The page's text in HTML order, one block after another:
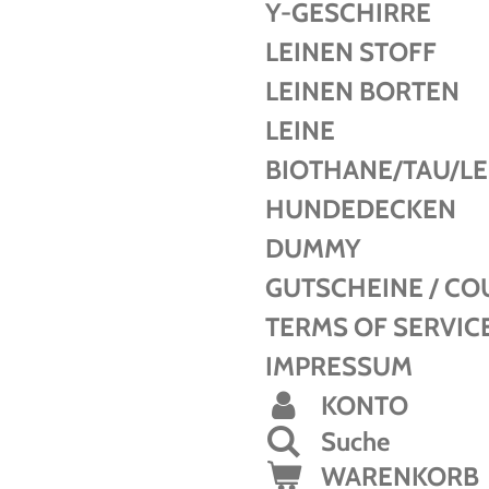
Y-GESCHIRRE
LEINEN STOFF
LEINEN BORTEN
LEINE
BIOTHANE/TAU/
HUNDEDECKEN
DUMMY
GUTSCHEINE /
TERMS OF
IMPRESSUM
KONTO
Suche
WARENKORB